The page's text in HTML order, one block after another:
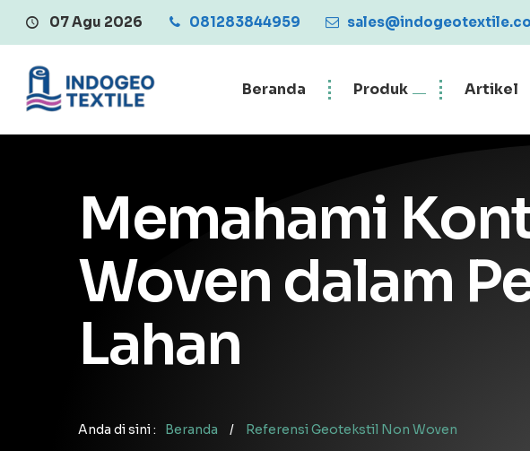
07 Agu 2026 081283844959Central Penjualan Geotextile
Beranda Produk Artikel
Memahami
Woven dalam
Lahan
Anda di sini : Beranda / Referensi Geotekstil Non Woven